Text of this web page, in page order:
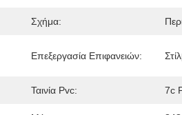
Σχήμα:
Επεξεργασία Επιφανειών:
Ταινία Pvc: 7c